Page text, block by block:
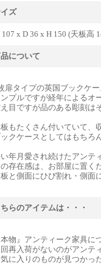
ズ
107 x D 36 x H 150 (天板高
について
扉タイプの英国ブックケー
プルですが経年によるオ
目ですが品のある彫刻は
もたくさん付いていて、
クケースとしてはもちろ
年月愛され続けたアンテ
存在感は、お部屋に置く
と側面にひび割れ・側面
らのアイテムは・・・
物』アンティーク家具に
再入荷がないのがアンテ
に入りのものが見つかっ